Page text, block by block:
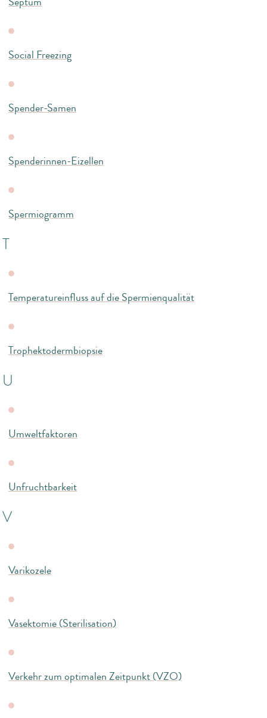
Social Freezing
Spender-Samen
Spenderinnen-Eizellen
Spermiogramm
T
Temperatureinfluss auf die Spermienqualität
Trophektodermbiopsie
U
Umweltfaktoren
Unfruchtbarkeit
V
Varikozele
Vasektomie (Sterilisation)
Verkehr zum optimalen Zeitpunkt (VZO)